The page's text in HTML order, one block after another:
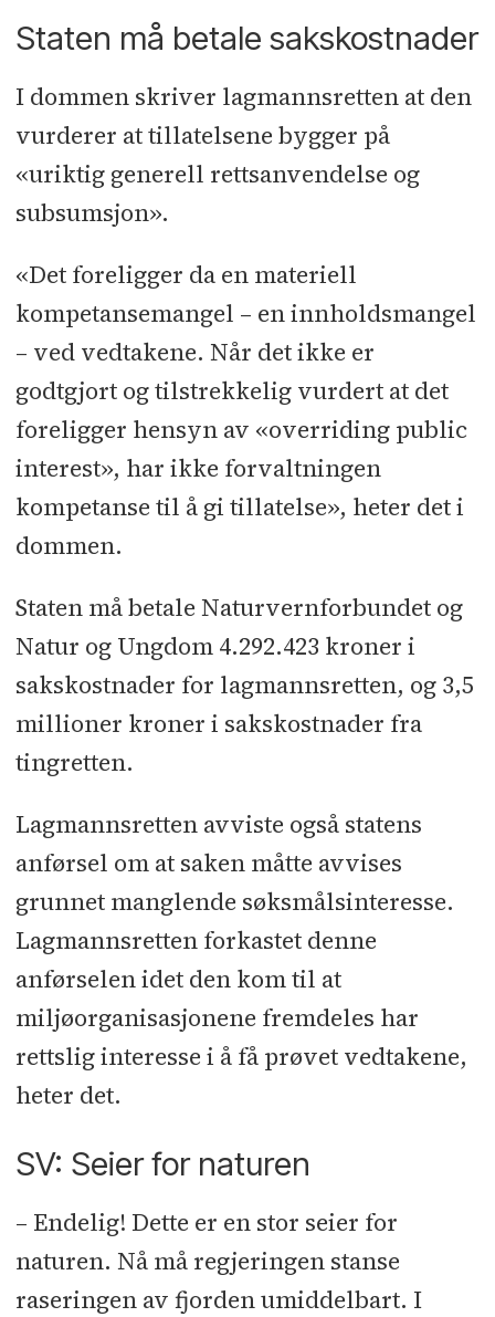
Staten må betale sakskostnader
I dommen skriver lagmannsretten at den
vurderer at tillatelsene bygger på
«uriktig generell rettsanvendelse og
subsumsjon».
«Det foreligger da en materiell
kompetansemangel – en innholdsmangel
– ved vedtakene. Når det ikke er
godtgjort og tilstrekkelig vurdert at det
foreligger hensyn av «overriding public
interest», har ikke forvaltningen
kompetanse til å gi tillatelse», heter det i
dommen.
Staten må betale Naturvernforbundet og
Natur og Ungdom 4.292.423 kroner i
sakskostnader for lagmannsretten, og 3,5
millioner kroner i sakskostnader fra
tingretten.
Lagmannsretten avviste også statens
anførsel om at saken måtte avvises
grunnet manglende søksmålsinteresse.
Lagmannsretten forkastet denne
anførselen idet den kom til at
miljøorganisasjonene fremdeles har
rettslig interesse i å få prøvet vedtakene,
heter det.
SV: Seier for naturen
– Endelig! Dette er en stor seier for
naturen. Nå må regjeringen stanse
raseringen av fjorden umiddelbart. I